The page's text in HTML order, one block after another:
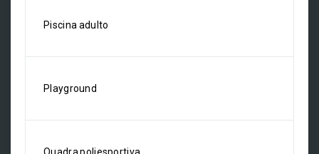
Piscina adulto
Playground